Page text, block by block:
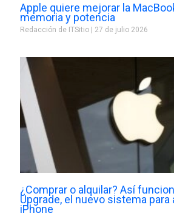
Apple quiere mejorar la
memoria y potencia
Redacción de ITSitio 27 de julio 2026
¿Comprar o alquilar? Así
Upgrade, el nuevo sistema para
iPhone